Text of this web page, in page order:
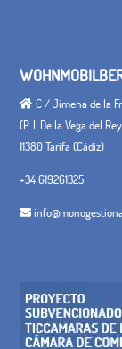
C / Jimena de la
(P. I. De la Vega del
11380 Tarifa (Cádiz)
+34 619261325